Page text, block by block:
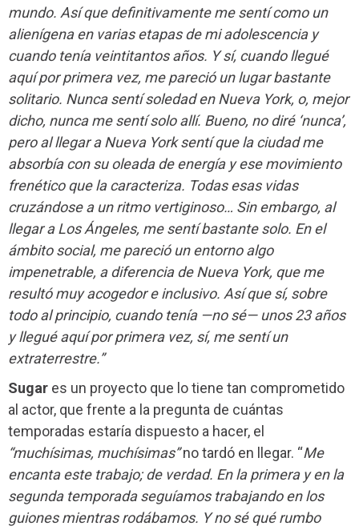
mundo. Así que definitivamente me sentí como un
alienígena en varias etapas de mi adolescencia y
cuando tenía veintitantos años. Y sí, cuando llegué
aquí por primera vez, me pareció un lugar bastante
solitario. Nunca sentí soledad en Nueva York, o, mejor
dicho, nunca me sentí solo allí. Bueno, no diré ‘nunca’,
pero al llegar a Nueva York sentí que la ciudad me
absorbía con su oleada de energía y ese movimiento
frenético que la caracteriza. Todas esas vidas
cruzándose a un ritmo vertiginoso… Sin embargo, al
llegar a Los Ángeles, me sentí bastante solo. En el
ámbito social, me pareció un entorno algo
impenetrable, a diferencia de Nueva York, que me
resultó muy acogedor e inclusivo. Así que sí, sobre
todo al principio, cuando tenía —no sé— unos 23 años
y llegué aquí por primera vez, sí, me sentí un
extraterrestre.”
Sugar es un proyecto que lo tiene tan comprometido
al actor, que frente a la pregunta de cuántas
temporadas estaría dispuesto a hacer, el
“muchísimas, muchísimas”no tardó en llegar. “Me
encanta este trabajo; de verdad. En la primera y en la
segunda temporada seguíamos trabajando en los
guiones mientras rodábamos. Y no sé qué rumbo